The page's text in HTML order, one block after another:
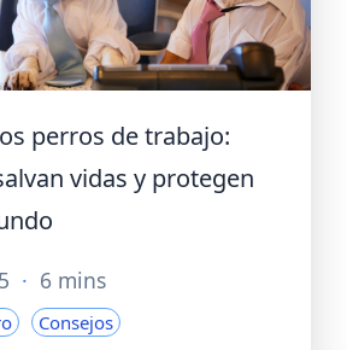
perros de trabajo:
vidas y protegen
· 6 mins
Consejos